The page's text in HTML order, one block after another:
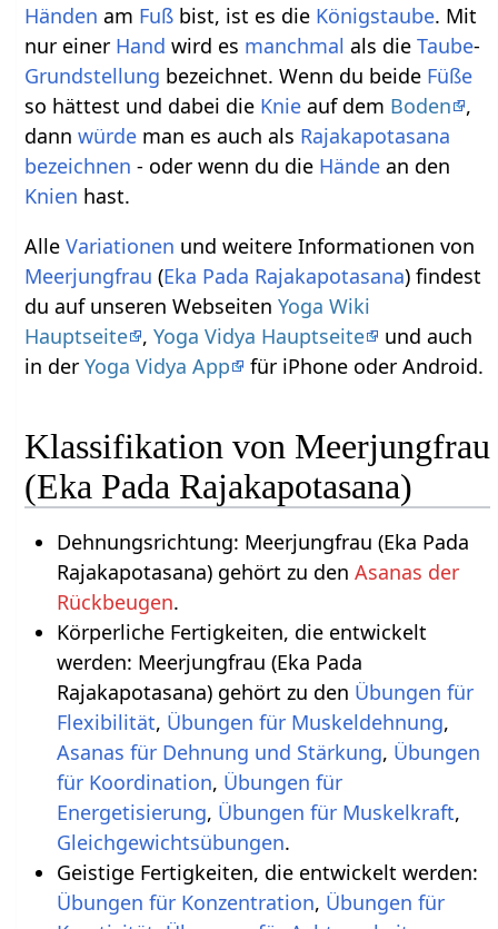
Händen am Fuß bist, ist es die Königstaube. Mit
nur einer Hand wird es manchmal als dieTaube-
Grundstellung bezeichnet. Wenn du beide Füße
so hättest und dabei die Knie auf dem Boden
,
dannwürde man es auch als Rajakapotasana
bezeichnen - oder wenn du die Hände an den
Knien hast.
AlleVariationen und weitere Informationen von
Meerjungfrau (Eka Pada Rajakapotasana) findest
du auf unseren WebseitenYoga Wiki
Hauptseite ,Yoga Vidya Hauptseite
und auch
in derYoga Vidya App für iPhone oder Android.
Klassifikation von Meerjungfrau
(Eka Pada Rajakapotasana)
Dehnungsrichtung: Meerjungfrau (Eka Pada
Rajakapotasana) gehört zu den Asanas der
Rückbeugen.
Körperliche Fertigkeiten, die entwickelt
werden: Meerjungfrau (Eka Pada
Rajakapotasana) gehört zu den Übungen für
Flexibilität, Übungen für Muskeldehnung,
Asanas für Dehnung und Stärkung, Übungen
für Koordination, Übungen für
Energetisierung, Übungen für Muskelkraft,
.
Geistige Fertigkeiten, die entwickelt werden:
Übungen für Konzentration, Übungen für